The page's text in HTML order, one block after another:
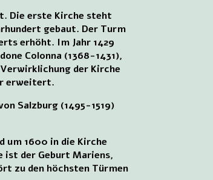
Die erste Kirche steht
gebaut. Der Turm
erhöht. Im Jahr 1429
Colonna (1368-1431),
der Kirche
erweitert.
Salzburg (1495-1519)
um 1600 in die Kirche
ist der Geburt Mariens,
zu den höchsten Türmen